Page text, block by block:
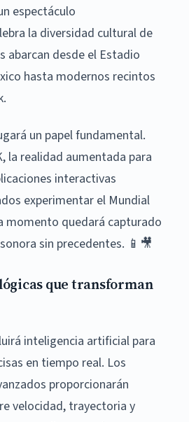
espectáculo
la diversidad cultural de
abarcan desde el Estadio
hasta modernos recintos
un papel fundamental.
la realidad aumentada para
interactivas
experimentar el Mundial
momento quedará capturado
sin precedentes. 📱🎥
que transforman
inteligencia artificial para
en tiempo real. Los
proporcionarán
velocidad, trayectoria y